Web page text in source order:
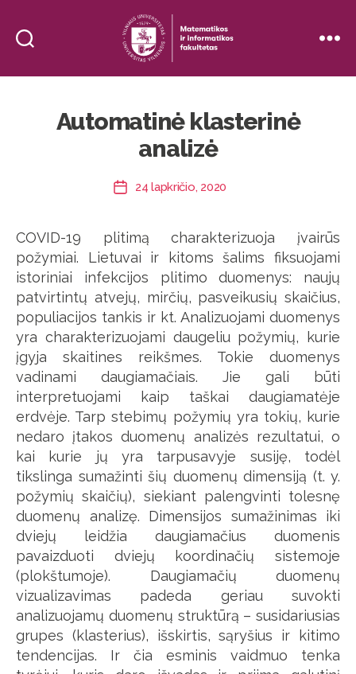
ir
informatikos
fakultetas
Automatinė klasterinė
analizė
Įrašo24 lapkričio, 2020
COVID-19 plitimą charakterizuoja įvairūs
požymiai. Lietuvai ir kitoms šalims fiksuojami
istoriniai infekcijos plitimo duomenys: naujų
patvirtintų atvejų, mirčių, pasveikusių skaičius,
populiacijos tankis ir kt. Analizuojami duomenys
yra charakterizuojami daugeliu požymių, kurie
įgyja skaitines reikšmes. Tokie duomenys
vadinami daugiamačiais. Jie gali būti
interpretuojami kaip taškai daugiamatėje
erdvėje. Tarp stebimų požymių yra tokių, kurie
nedaro įtakos duomenų analizės rezultatui, o
kai kurie jų yra tarpusavyje susiję, todėl
tikslinga sumažinti šių duomenų dimensiją (t. y.
požymių skaičių), siekiant palengvinti tolesnę
duomenų analizę. Dimensijos sumažinimas iki
dviejų leidžia daugiamačius duomenis
pavaizduoti dviejų koordinačių sistemoje
(plokštumoje). Daugiamačių duomenų
vizualizavimas padeda geriau suvokti
analizuojamų duomenų struktūrą – susidariusias
grupes (klasterius), išskirtis, sąryšius ir kitimo
tendencijas. Ir čia esminis vaidmuo tenka